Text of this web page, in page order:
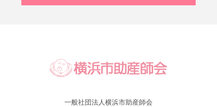
一般社団法人横浜市助産師会